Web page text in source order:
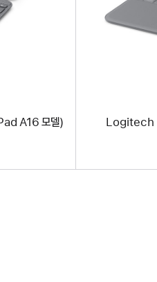
A16 모델) Logitech